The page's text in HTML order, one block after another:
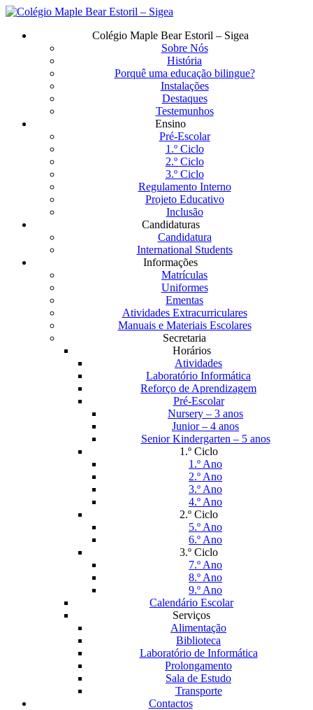
Saltar
Menu
Colégio Maple Bear Estoril – Sigea
Sobre Nós
História
Porquê uma educação bilingue?
Instalações
Destaques
Testemunhos
Ensino
Pré-Escolar
1.º Ciclo
2.º Ciclo
3.º Ciclo
Regulamento Interno
Projeto Educativo
Inclusão
Candidaturas
Candidatura
International Students
Informações
Matrículas
Uniformes
Ementas
Atividades Extracurriculares
Manuais e Materiais Escolares
Secretaria
Horários
Atividades
Laboratório Informática
Reforço de Aprendizagem
Pré-Escolar
Nursery – 3 anos
Junior – 4 anos
Senior Kindergarten – 5 anos
1.º Ciclo
1.º Ano
2.º Ano
3.º Ano
4.º Ano
2.º Ciclo
5.º Ano
6.º Ano
3.º Ciclo
7.º Ano
8.º Ano
9.º Ano
Calendário Escolar
Serviços
Alimentação
Biblioteca
Laboratório de Informática
Prolongamento
Sala de Estudo
Transporte
Contactos